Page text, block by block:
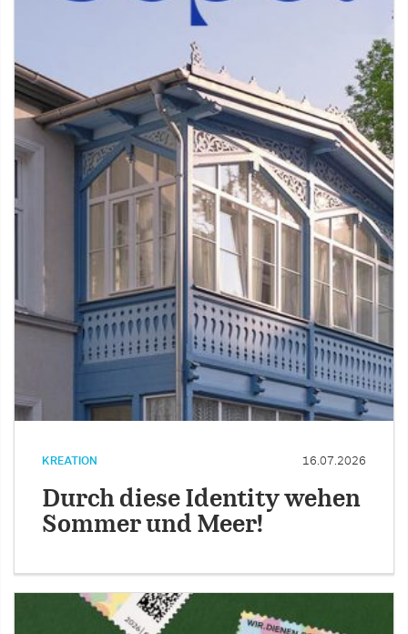
KREATION 16.07.2026
Durch diese Identity wehen
Sommer und Meer!